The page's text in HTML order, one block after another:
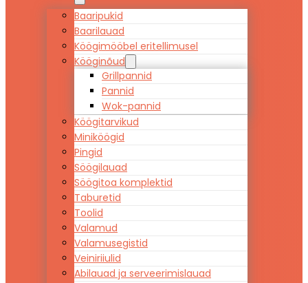
Baaripukid
Baarilauad
Köögimööbel eritellimusel
Kööginõud
Grillpannid
Pannid
Wok-pannid
Köögitarvikud
Miniköögid
Pingid
Söögilauad
Söögitoa komplektid
Taburetid
Toolid
Valamud
Valamusegistid
Veiniriiulid
Abilauad ja serveerimislauad